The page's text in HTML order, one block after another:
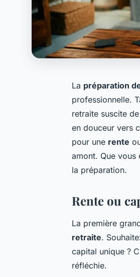
La préparation
professionnelle.
retraite suscite
en douceur vers
pour une rente
amont. Que vous
la préparation.
Rente ou
La première
retraite.
capital unique ?
réfléchie.